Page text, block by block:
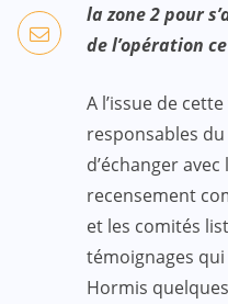
la zone 2 pour
de l’opération
A l’issue de
responsables
d’échanger
recensement
et les comités
témoignages
Hormis